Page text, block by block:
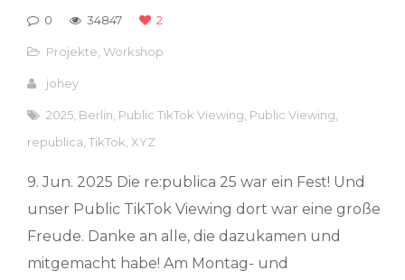
0 34847 2
Projekte ,Workshop
johey
2025 Berlin Public TikTok Viewing Public Viewing
republica ,TikTok XYZ
9. Jun. 2025 Die re:publica 25 war ein Fest! Und
unser Public TikTok Viewing dort war eine große
Freude. Danke an alle, die dazukamen und
mitgemacht habe! Am Montag- und